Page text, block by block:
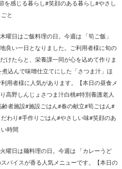
を感じる暮らし#笑顔のある暮らし#やさし
と
曜日はご飯料理の日。今週は 「筍ご飯」
良い一日となりました。ご利用者様に旬の
けたらと、栄養課一同が心を込めて作りま
込んで味噌仕立てにした「さつま汁」ほ
用者様に人気があります。【本日の昼食メ
高野しんじょさつま汁白桃#特別養護老人
者施設#施設ごはん#春の献立#筍ごはん#
わり#手作りごはん#やさしい味#笑顔のあ
時間
曜日は麺料理の日。今週は 「カレーうど
パイスが香る人気メニューです。【本日の